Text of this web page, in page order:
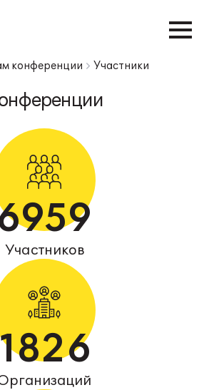
конференции Участники
Участников